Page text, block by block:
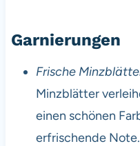
Garnierungen
Frische
Minzblätter
einen schönen
erfrischende Note.